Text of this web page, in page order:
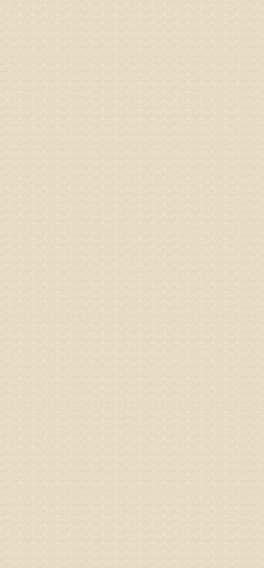
专家回
先需要
同时，
突出的
由于我
姓名：
专家回
病情描
专家回
何？
理疗、
由于我
姓名：
病情描
梁断裂
专家回
孙主任
专家回
建议带
病情描
专家回
治疗方
理疗、